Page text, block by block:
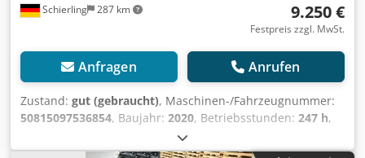
Schierling 287 km 9.250 €
Festpreis zzgl. MwSt.
Anfragen Anrufen
Zustand: gut (gebraucht), Maschinen-/Fahrzeugnummer:
50815097536854, Baujahr: 2020, Betriebsstunden: 247 h,
, Hubhöhe:4.150 mm
elektrisch, Masttyp:Sonstige, Gesamtgewicht:1.440 kg,